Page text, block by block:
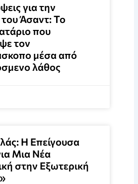
για την
του Άσαντ: Το
που
τον
μέσα από
λάθος
Η Επείγουσα
Μια Νέα
στην Εξωτερική